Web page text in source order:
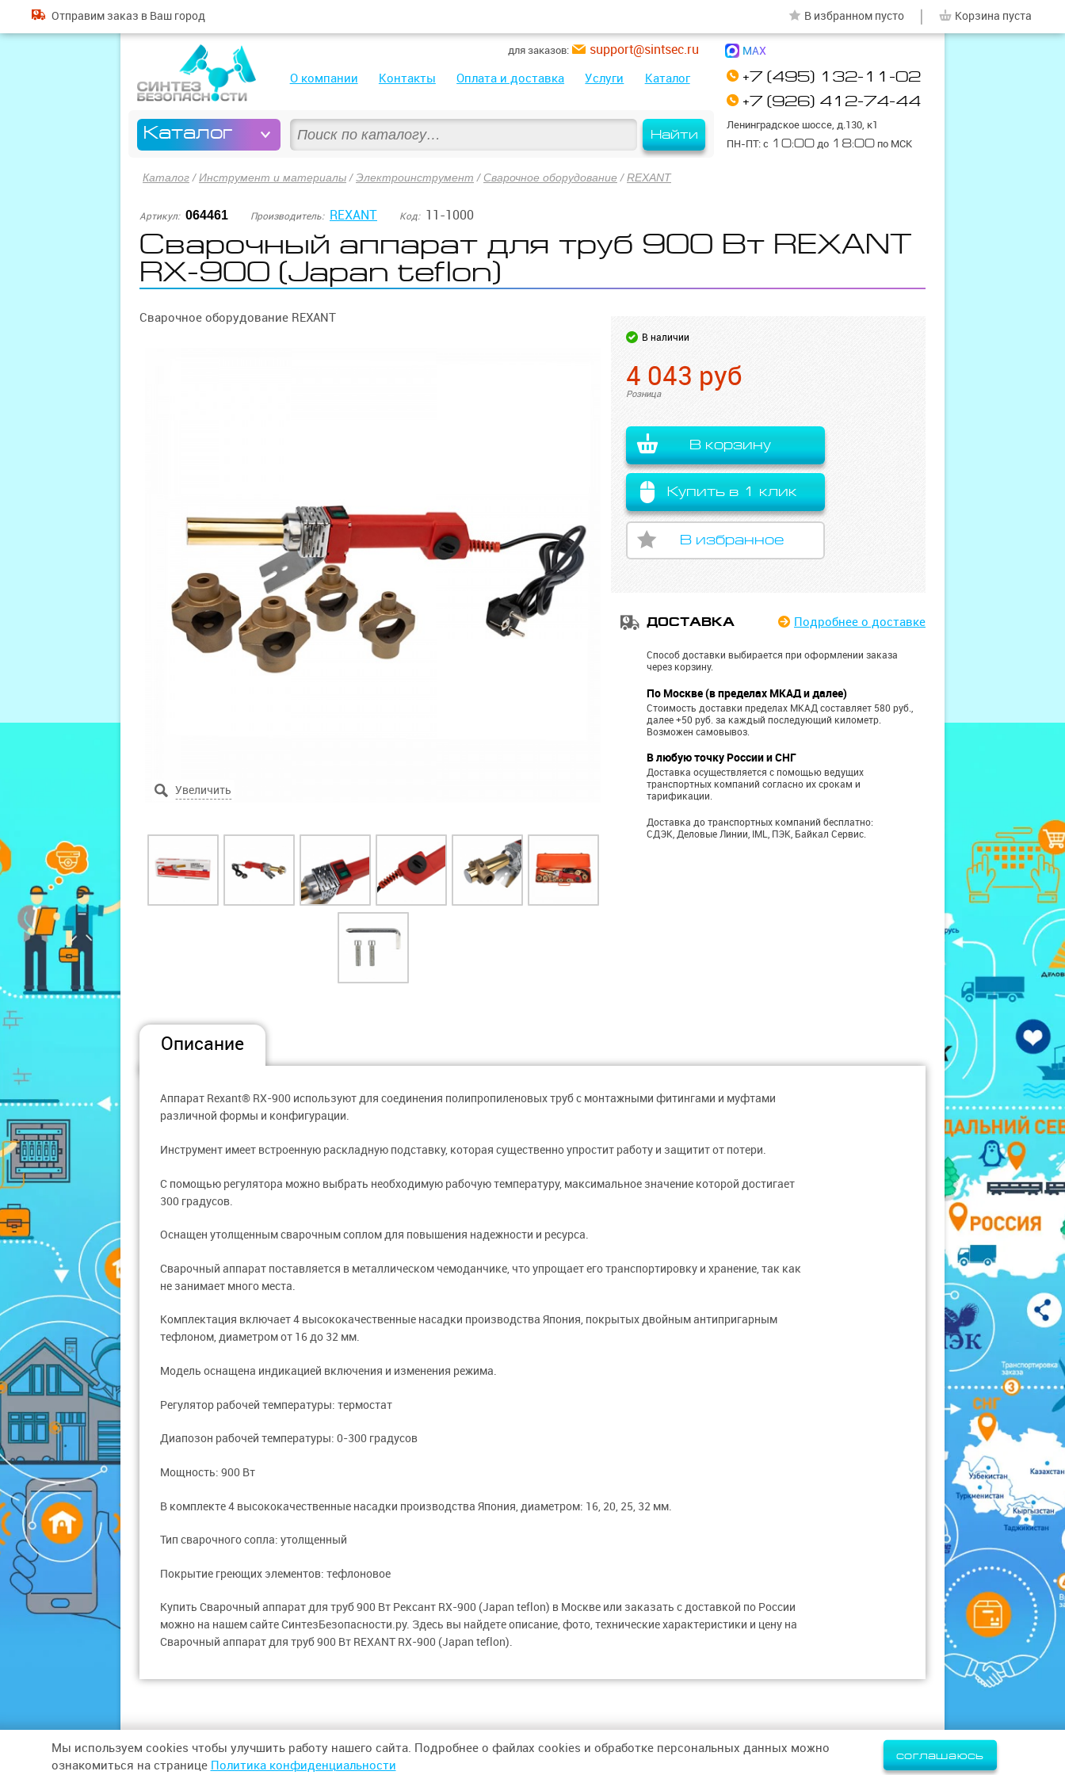
Найти
О компании Контакты Оплата и доставка Услуги Каталог
Каталог
+7 (495) 132-11-02
+7 (926) 412-74-44
Ленинградское шоссе, д.130, к1
ПН-ПТ: с 10:00 до 18:00 по МСК
для заказов: support@sintsec.ru MAX
Отправим заказ в Ваш город В избранном пусто Корзина пуста
Каталог /Инструмент и материалы /Электроинструмент / Сварочное оборудование /REXANT
Артикул: 064461 Производитель: REXANT Код: 11-1000
Cварочный аппарат для труб 900 Вт REXANT
RX-900 (Japan teflon)
Сварочное оборудование REXANT
В наличии
4 043 руб
Розница
В корзину
Купить в 1 клик
В избранное
ДОСТАВКА Подробнее о доставке
Способ доставки выбирается при оформлении заказа
через корзину.
По Москве (в пределах МКАД и далее)
Стоимость доставки пределах МКАД составляет 580 руб.,
далее +50 руб. за каждый последующий километр.
Возможен самовывоз.
В любую точку России и СНГ
Доставка осуществляется с помощью ведущих
транспортных компаний согласно их срокам и
тарификации.
Доставка до транспортных компаний бесплатно:
СДЭК, Деловые Линии, IML, ПЭК, Байкал Сервис.
Описание
Аппарат Rexant® RX-900 используют для соединения полипропиленовых труб с монтажными фитингами и муфтами
различной формы и конфигурации.
Инструмент имеет встроенную раскладную подставку, которая существенно упростит работу и защитит от потери.
С помощью регулятора можно выбрать необходимую рабочую температуру, максимальное значение которой достигает
300 градусов.
Оснащен утолщенным сварочным соплом для повышения надежности и ресурса.
Сварочный аппарат поставляется в металлическом чемоданчике, что упрощает его транспортировку и хранение, так как
не занимает много места.
Комплектация включает 4 высококачественные насадки производства Япония, покрытых двойным антипригарным
тефлоном, диаметром от 16 до 32 мм.
Модель оснащена индикацией включения и изменения режима.
Регулятор рабочей температуры: термостат
Диапозон рабочей температуры: 0-300 градусов
Мощность: 900 Вт
В комплекте 4 высококачественные насадки производства Япония, диаметром: 16, 20, 25, 32 мм.
Тип сварочного сопла: утолщенный
Покрытие греющих элементов: тефлоновое
Купить Cварочный аппарат для труб 900 Вт Рексант RX-900 (Japan teflon) в Москве или заказать с доставкой по России
можно на нашем сайте СинтезБезопасности.ру. Здесь вы найдете описание, фото, технические характеристики и цену на
Cварочный аппарат для труб 900 Вт REXANT RX-900 (Japan teflon).
© 2026,ООО «СИНТЕЗ БЕЗОПАСНОСТИ» Политика конфиденциальности
Мы используем cookies чтобы улучшить работу нашего сайта. Подробнее о файлах cookies и обработке персональных данных можно
ознакомиться на странице Политика конфиденциальности
соглашаюсь